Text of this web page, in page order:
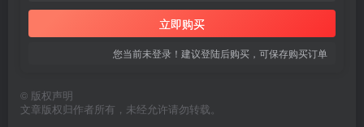
立即购买
您当前未登录！建议登陆后购买，可保存购买订单
© 版权声明
文章版权归作者所有，未经允许请勿转载。